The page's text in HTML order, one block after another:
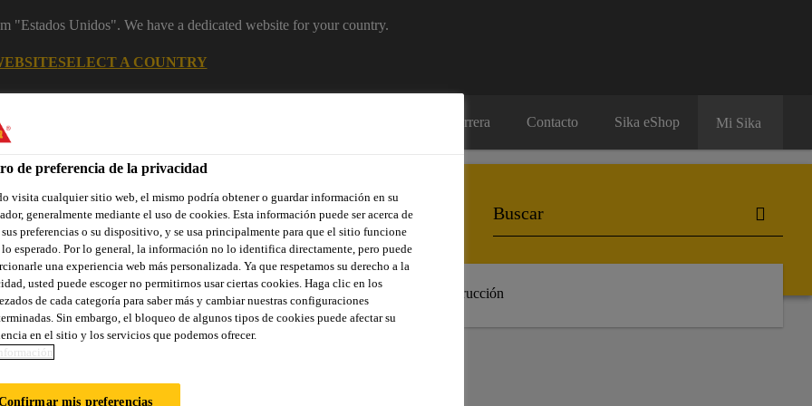
"Estados Unidos". We have a dedicated website for your country.
SELECT A COUNTRY
Carrera Contacto Sika eShop Mi Sika
de construcción
Destacadas Referencias Servicios Sobre Componentes de Construcción
de preferencia de la privacidad
visita cualquier sitio web, el mismo podría obtener o guardar información en su
generalmente mediante el uso de cookies. Esta información puede ser acerca de
preferencias o su dispositivo, y se usa principalmente para que el sitio funcione
lo esperado. Por lo general, la información no lo identifica directamente, pero puede
una experiencia web más personalizada. Ya que respetamos su derecho a la
usted puede escoger no permitirnos usar ciertas cookies. Haga clic en los
de cada categoría para saber más y cambiar nuestras configuraciones
Sin embargo, el bloqueo de algunos tipos de cookies puede afectar su
en el sitio y los servicios que podemos ofrecer.
mis preferencias